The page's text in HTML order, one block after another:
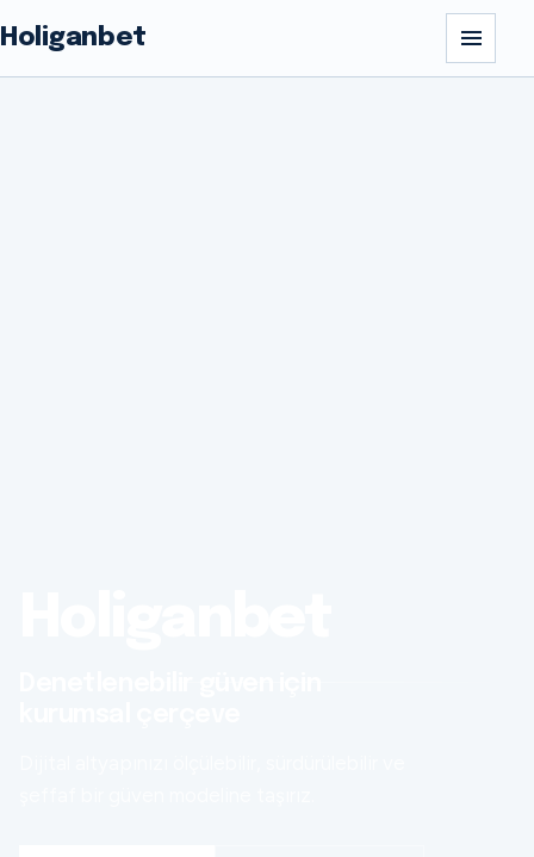
Holiganbet